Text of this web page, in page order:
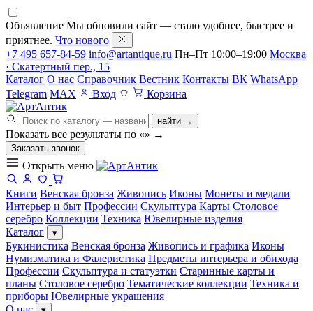
Объявление Мы обновили сайт — стало удобнее, быстрее и
приятнее. Что нового
+7 495 657-84-59 info@artantique.ru Пн–Пт 10:00–19:00 Москва
· Скатертный пер., 15
Каталог О нас Справочник Вестник Контакты ВК WhatsApp
Telegram MAX Вход Корзина
найти →
Показать все результаты по «» →
Заказать звонок
Открыть меню
Книги Венская бронза Живопись Иконы Монеты и медали
Интерьер и быт Профессии Скульптура Карты Столовое
серебро Коллекции Техника Ювелирные изделия
Каталог
▾
Букинистика Венская бронза Живопись и графика Иконы
Нумизматика и Фалеристика Предметы интерьера и обихода
Профессии Скульптура и статуэтки Старинные карты и
планы Столовое серебро Тематические коллекции Техника и
приборы Ювелирные украшения